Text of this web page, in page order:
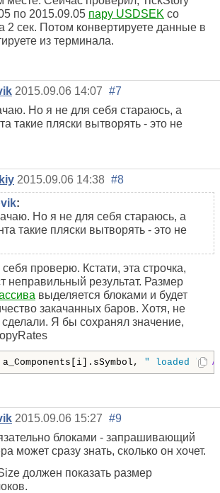
по 2015.09.05 пару USDSEK со
2 сек. Потом конвертируете данные в
из терминала.
2015.09.06 14:07 #7
Но я не для себя стараюсь, а
такие пляски вытворять - это не
2015.09.06 14:38 #8
:
Но я не для себя стараюсь, а
такие пляски вытворять - это не
проверю. Кстати, эта строчка,
неправильный результат. Размер
выделяется блоками и будет
закачанных баров. Хотя, не
Я бы сохранял значение,
" loaded ",
2015.09.06 15:27 #9
блоками - запрашивающий
может сразу знать, сколько он хочет.
должен показать размер